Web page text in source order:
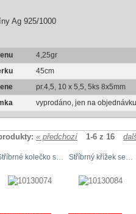
Ag 925/1000
4,25gr
45cm
pr.4,5, 10 x 5,5, 5ks 8x5mm
vyprodáno, jen na objednávku
« předchozí 1-6 z 16
kolečko s… Stříbrný křížek se…